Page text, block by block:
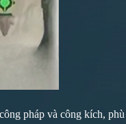
pháp và công kích,